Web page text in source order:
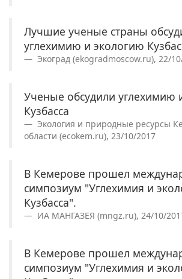
Лучшие ученые страны
углехимию и экологию
Экоград (ekogradmoscow.ru), 22/
Ученые обсудили углехимию
Кузбасса
Экология и природные ресурсы
области (ecokem.ru), 23/10/2017
В Кемерове прошел
симпозиум "Углехимия и
Кузбасса".
ИА МАНГАЗЕЯ (mngz.ru), 24/10/
В Кемерове прошел
симпозиум "Углехимия и